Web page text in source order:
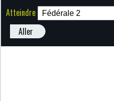
Atteindre
Aller